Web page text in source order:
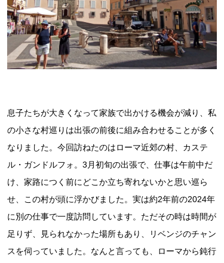
息子たちが大きくなって家族で出かける機会が減り、私
の小さな村巡りは出張の前後に組み合わせることが多く
なりました。今回訪ねたのはローマ近郊の村、カステ
ル・ガンドルフォ。3月初旬の出張で、仕事は午前中だ
け、家路につく前にどこか立ち寄れないかと思い巡ら
せ、この村が頭に浮かびました。実は約2年前の2024年
に別の仕事で一度訪問しています。ただその時は時間が
足りず、見られなかった場所もあり、リベンジのチャン
スを伺っていました。なんと言っても、ローマから鈍行